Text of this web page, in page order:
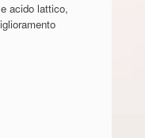
acido lattico,